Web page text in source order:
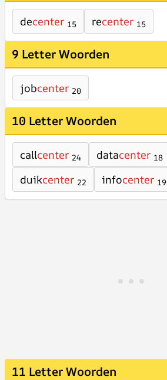
decenter 15 recenter 15
9 Letter Woorden
jobcenter 20
10 Letter Woorden
callcenter 24 datacenter 18
duikcenter 22 infocenter 19
11 Letter Woorden